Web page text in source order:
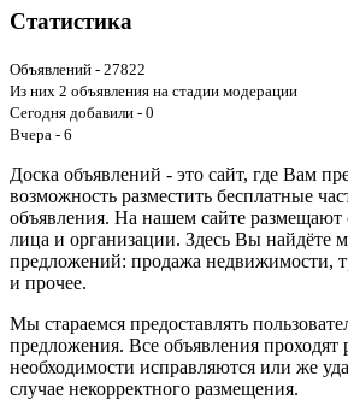
Статистика
Объявлений - 27822
Из них 2 объявления на стадии модерации
Сегодня добавили - 0
Вчера - 6
Доска объявлений - это сайт, где Вам
возможность разместить бесплатные
объявления. На нашем сайте размещают
лица и организации. Здесь Вы найдёте
предложений: продажа недвижимости,
и прочее.
Мы стараемся предоставлять
предложения. Все объявления
необходимости исправляются или же
случае некорректного размещения.